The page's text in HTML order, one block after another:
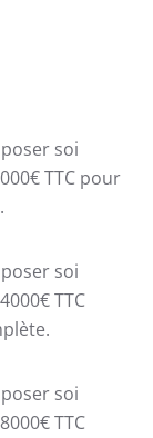
soi
TTC pour
soi
TTC
soi
TTC